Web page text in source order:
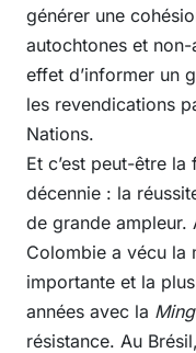
générer une
autochtones et
effet d’informer un
les revendications
Nations.
Et c’est peut-être
décennie : la
de grande
Colombie a vécu la
importante et la
années avec la
résistance. Au